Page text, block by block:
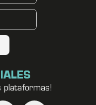
plataformas!